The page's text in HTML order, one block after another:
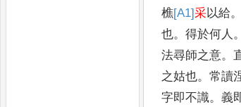
樵[A1]采以給。
也。 得於何人 。
法尋師之意。
之姑也。 常讀
字即不識。 義